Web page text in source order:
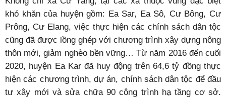
khó khăn của huyện gồm: Ea Sar, Ea Sô, Cư Bông, Cư
Prông, Cư Elang, việc thực hiện các chính sách dân tộc
cũng đã được lồng ghép với chương trình xây dựng nông
thôn mới, giảm nghèo bền vững… Từ năm 2016 đến cuối
2020, huyện Ea Kar đã huy động trên 64,6 tỷ đồng thực
hiện các chương trình, dự án, chính sách dân tộc để đầu
tư xây mới và sửa chữa 90 công trình hạ tầng cơ sở.